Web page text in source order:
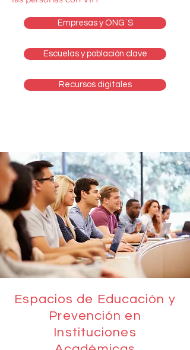
Empresas y ONG´S
Escuelas y población clave
Recursos digitales
Espacios de Educación y
Prevención en
Instituciones